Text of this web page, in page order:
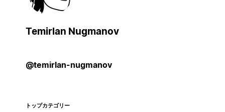
Temirlan Nugmanov
@temirlan-nugmanov
トップカテゴリー